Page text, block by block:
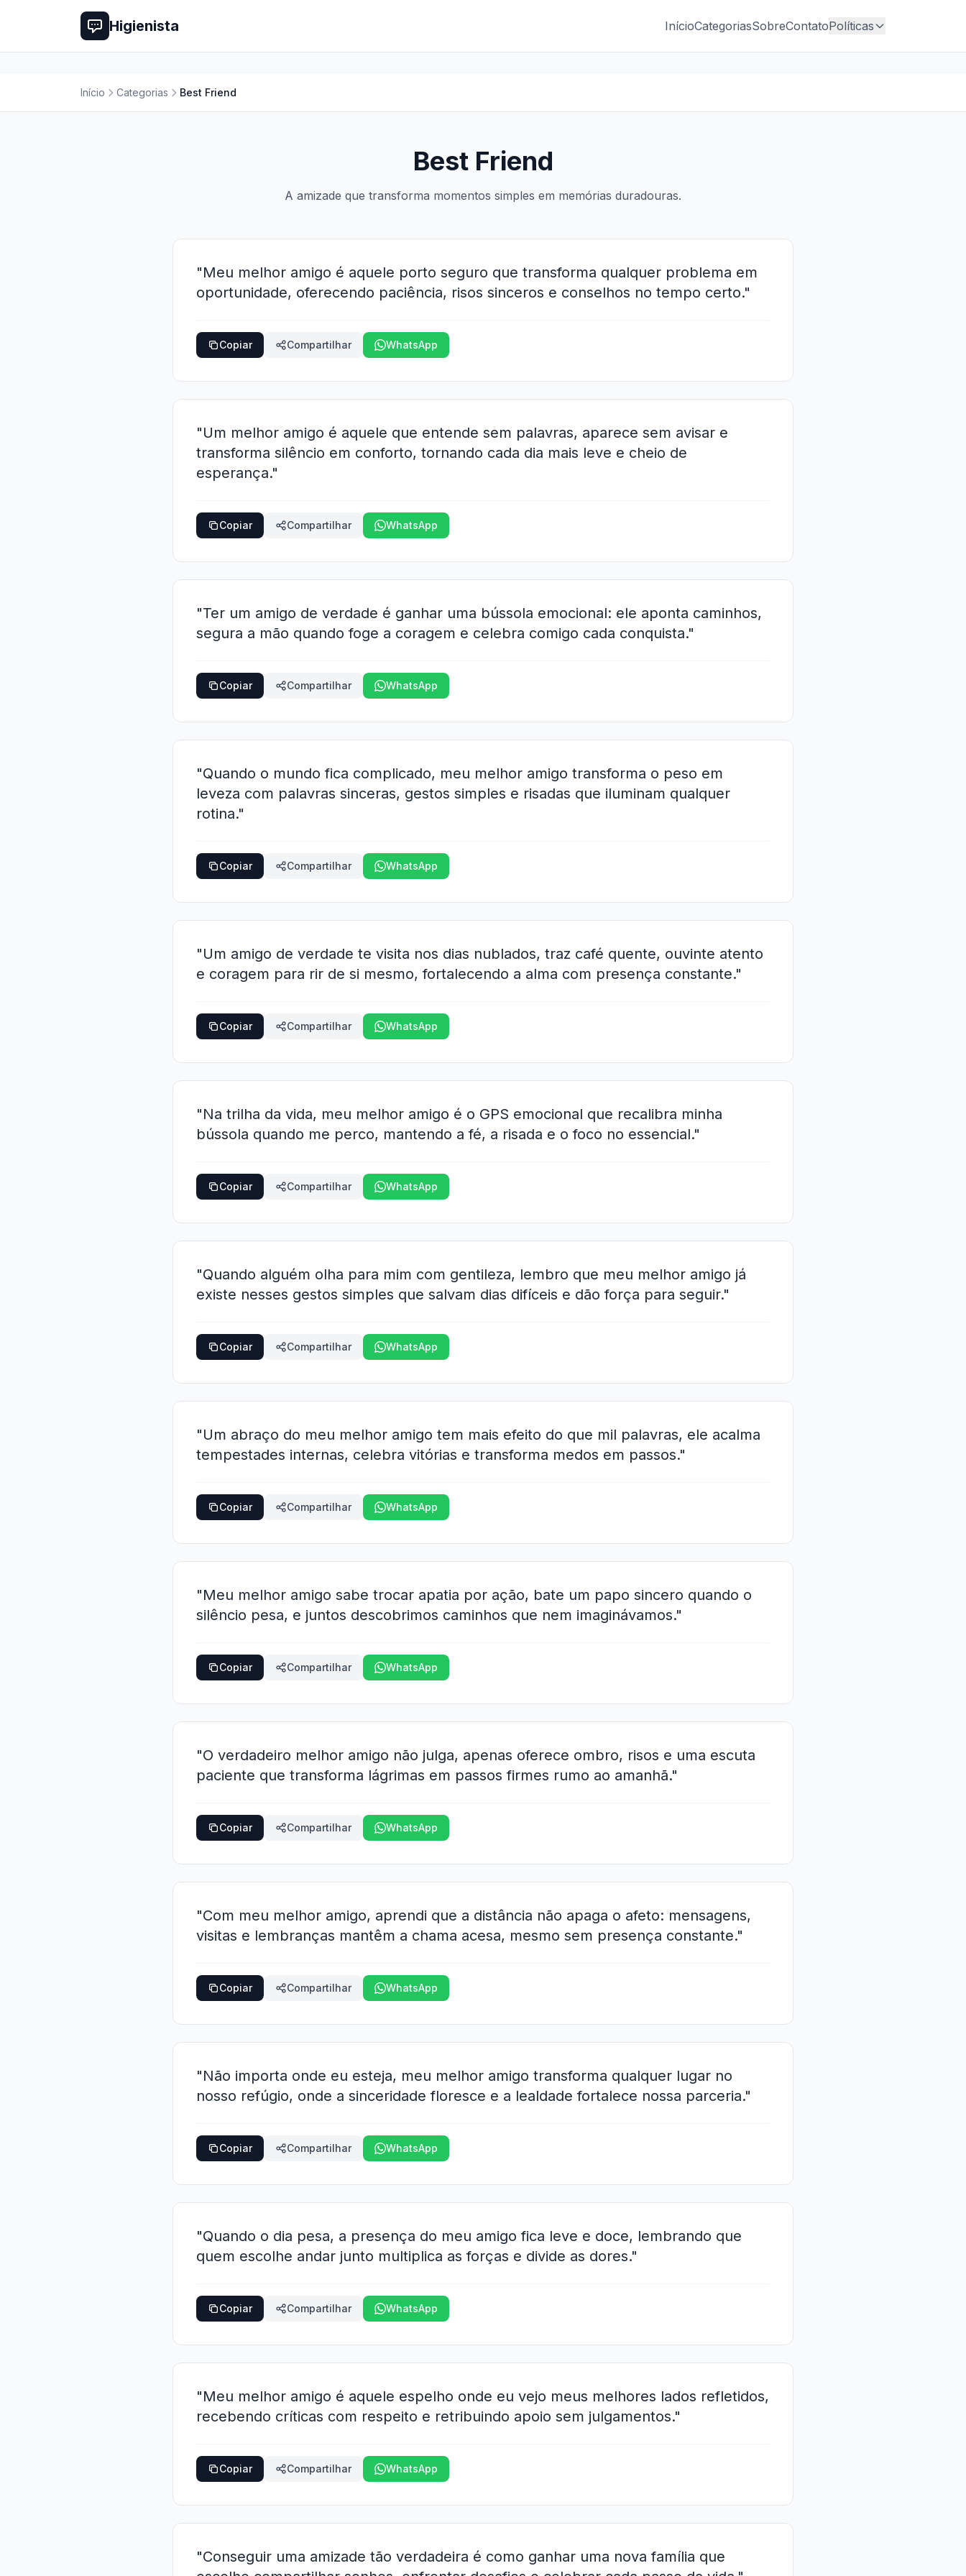
Higienista InícioCategoriasSobreContatoPolíticas
Início Categorias Best Friend
Best Friend
A amizade que transforma momentos simples em memórias duradouras.
"Meu melhor amigo é aquele porto seguro que transforma qualquer problema em
oportunidade, oferecendo paciência, risos sinceros e conselhos no tempo certo."
Copiar Compartilhar WhatsApp
"Um melhor amigo é aquele que entende sem palavras, aparece sem avisar e
transforma silêncio em conforto, tornando cada dia mais leve e cheio de
esperança."
Copiar Compartilhar WhatsApp
"Ter um amigo de verdade é ganhar uma bússola emocional: ele aponta caminhos,
segura a mão quando foge a coragem e celebra comigo cada conquista."
Copiar Compartilhar WhatsApp
"Quando o mundo fica complicado, meu melhor amigo transforma o peso em
leveza com palavras sinceras, gestos simples e risadas que iluminam qualquer
rotina."
Copiar Compartilhar WhatsApp
"Um amigo de verdade te visita nos dias nublados, traz café quente, ouvinte atento
e coragem para rir de si mesmo, fortalecendo a alma com presença constante."
Copiar Compartilhar WhatsApp
"Na trilha da vida, meu melhor amigo é o GPS emocional que recalibra minha
bússola quando me perco, mantendo a fé, a risada e o foco no essencial."
Copiar Compartilhar WhatsApp
"Quando alguém olha para mim com gentileza, lembro que meu melhor amigo já
existe nesses gestos simples que salvam dias difíceis e dão força para seguir."
Copiar Compartilhar WhatsApp
"Um abraço do meu melhor amigo tem mais efeito do que mil palavras, ele acalma
tempestades internas, celebra vitórias e transforma medos em passos."
Copiar Compartilhar WhatsApp
"Meu melhor amigo sabe trocar apatia por ação, bate um papo sincero quando o
silêncio pesa, e juntos descobrimos caminhos que nem imaginávamos."
Copiar Compartilhar WhatsApp
"O verdadeiro melhor amigo não julga, apenas oferece ombro, risos e uma escuta
paciente que transforma lágrimas em passos firmes rumo ao amanhã."
Copiar Compartilhar WhatsApp
"Com meu melhor amigo, aprendi que a distância não apaga o afeto: mensagens,
visitas e lembranças mantêm a chama acesa, mesmo sem presença constante."
Copiar Compartilhar WhatsApp
"Não importa onde eu esteja, meu melhor amigo transforma qualquer lugar no
nosso refúgio, onde a sinceridade floresce e a lealdade fortalece nossa parceria."
Copiar Compartilhar WhatsApp
"Quando o dia pesa, a presença do meu amigo fica leve e doce, lembrando que
quem escolhe andar junto multiplica as forças e divide as dores."
Copiar Compartilhar WhatsApp
"Meu melhor amigo é aquele espelho onde eu vejo meus melhores lados refletidos,
recebendo críticas com respeito e retribuindo apoio sem julgamentos."
Copiar Compartilhar WhatsApp
"Conseguir uma amizade tão verdadeira é como ganhar uma nova família que